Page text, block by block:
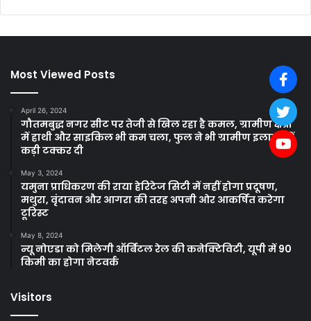
Most Viewed Posts
April 26, 2024
गौतमबुद्ध नगर सीट पर तेजी से खिल रहा है कमल, ग्रामीण क्षेत्रों
में हाथी और साइकिल भी कम चला, फुल ने भी ग्रामीण इलाकों में
कड़ी टक्कर दी
May 3, 2024
यमुना प्राधिकरण की राया हेरिटेज सिटी में नहीं होगा प्रदूषण,
मथुरा, वृंदावन और आगरा की तरह अपनी ओर आकर्षित करेगा
टूरिस्ट
May 8, 2024
न्यू नोएडा को मिलेगी ऑर्बिटल रेल की कनेक्टिविटी, यूपी में 90
किमी का होगा नेटवर्क
Visitors